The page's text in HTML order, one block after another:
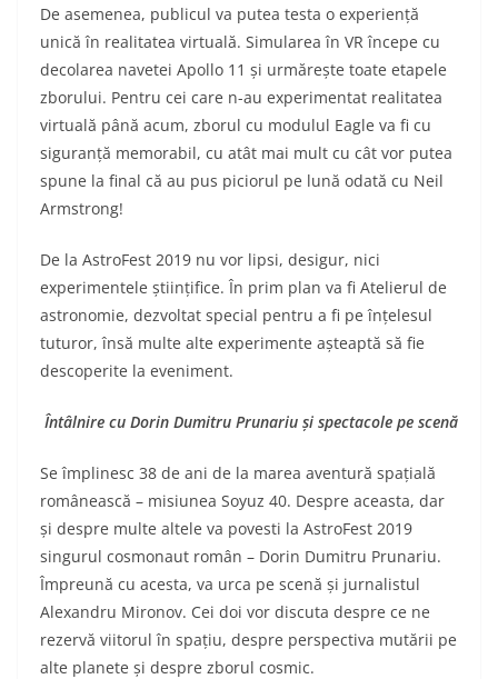
De asemenea, publicul va putea testa o experiență
unică în realitatea virtuală. Simularea în VR începe cu
decolarea navetei Apollo 11 și urmărește toate etapele
zborului. Pentru cei care n-au experimentat realitatea
virtuală până acum, zborul cu modulul Eagle va fi cu
siguranță memorabil, cu atât mai mult cu cât vor putea
spune la final că au pus piciorul pe lună odată cu Neil
Armstrong!
De la AstroFest 2019 nu vor lipsi, desigur, nici
experimentele științifice. În prim plan va fi Atelierul de
astronomie, dezvoltat special pentru a fi pe înțelesul
tuturor, însă multe alte experimente așteaptă să fie
descoperite la eveniment.
Întâlnire cu Dorin Dumitru Prunariu și spectacole pe scenă
Se împlinesc 38 de ani de la marea aventură spațială
românească – misiunea Soyuz 40. Despre aceasta, dar
și despre multe altele va povesti la AstroFest 2019
singurul cosmonaut român – Dorin Dumitru Prunariu.
Împreună cu acesta, va urca pe scenă și jurnalistul
Alexandru Mironov. Cei doi vor discuta despre ce ne
rezervă viitorul în spațiu, despre perspectiva mutării pe
alte planete și despre zborul cosmic.